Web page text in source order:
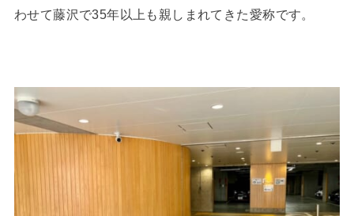
わせて藤沢で35年以上も親しまれてきた愛称です。